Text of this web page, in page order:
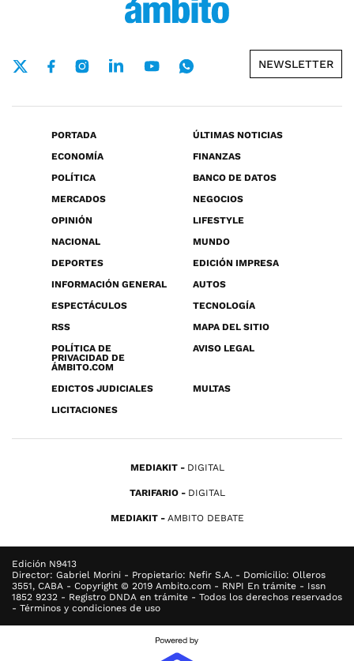
NEWSLETTER
PORTADA
ÚLTIMAS NOTICIAS
ECONOMÍA
FINANZAS
POLÍTICA
BANCO DE DATOS
MERCADOS
NEGOCIOS
OPINIÓN
LIFESTYLE
NACIONAL
MUNDO
DEPORTES
EDICIÓN IMPRESA
INFORMACIÓN GENERAL
AUTOS
ESPECTÁCULOS
TECNOLOGÍA
RSS
MAPA DEL SITIO
POLÍTICA DE
PRIVACIDAD DE
ÁMBITO.COM
AVISO LEGAL
EDICTOS JUDICIALES
MULTAS
LICITACIONES
MEDIAKIT DIGITAL
TARIFARIO DIGITAL
MEDIAKIT AMBITO DEBATE
Edición N9413
Director: Gabriel Morini - Propietario: Nefir S.A. - Domicilio: Olleros
3551, CABA - Copyright © 2019 Ambito.com - RNPI En trámite - Issn
1852 9232 - Registro DNDA en trámite - Todos los derechos reservados
- Términos y condiciones de uso